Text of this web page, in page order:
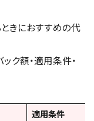
きにおすすめの代
ク額・適用条件・
適用条件